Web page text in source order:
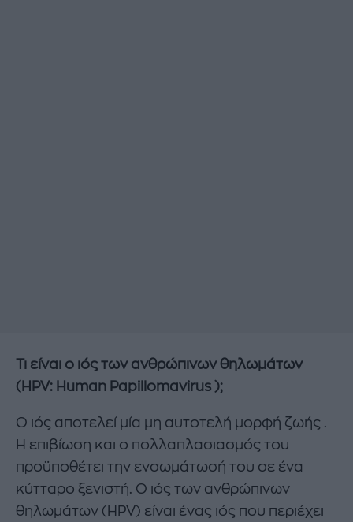
Τι είναι ο ιός των ανθρώπινων θηλωμάτων
(HPV: Human Papillomavirus );
Ο ιός αποτελεί μία μη αυτοτελή μορφή ζωής .
Η επιβίωση και ο πολλαπλασιασμός του
προϋποθέτει την ενσωμάτωσή του σε ένα
κύτταρο ξενιστή. Ο ιός των ανθρώπινων
θηλωμάτων (HPV) είναι ένας ιός που περιέχει